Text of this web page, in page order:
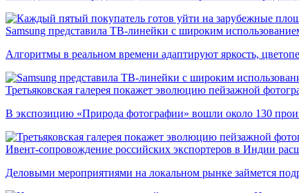
Samsung представила ТВ-линейки с широким
Алгоритмы в реальном времени адаптируют яркость,
Третьяковская галерея покажет эволюцию пейзажной
В экспозицию «Природа фотографии» вошли около 130
Ивент-сопровождение российских экспортеров в Индии
Деловыми мероприятиями на локальном рынке займется